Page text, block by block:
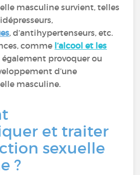
masculine survient, telles
, d’antihypertenseurs, etc.
comme l’alcool et les
également provoquer ou
d’une
masculine.
et traiter
sexuelle
?